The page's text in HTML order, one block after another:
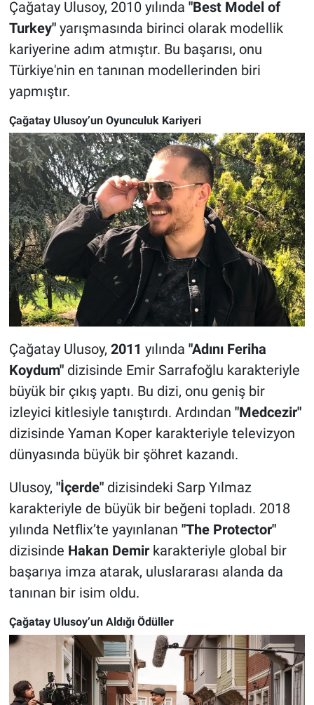
Çağatay Ulusoy, 2010 yılında "Best Model of
Turkey"yarışmasında birinci olarak modellik
kariyerine adım atmıştır. Bu başarısı, onu
Türkiye'nin en tanınan modellerinden biri
yapmıştır.
Çağatay Ulusoy’un Oyunculuk Kariyeri
Çağatay Ulusoy, 2011 yılında "Adını Feriha
Koydum"dizisinde Emir Sarrafoğlu karakteriyle
büyük bir çıkış yaptı. Bu dizi, onu geniş bir
izleyici kitlesiyle tanıştırdı. Ardından "Medcezir"
dizisinde Yaman Koper karakteriyle televizyon
dünyasında büyük bir şöhret kazandı.
Ulusoy, "İçerde"dizisindeki Sarp Yılmaz
karakteriyle de büyük bir beğeni topladı. 2018
yılında Netflix’te yayınlanan "The Protector"
dizisinde Hakan Demirkarakteriyle global bir
başarıya imza atarak, uluslararası alanda da
tanınan bir isim oldu.
Çağatay Ulusoy’un Aldığı Ödüller